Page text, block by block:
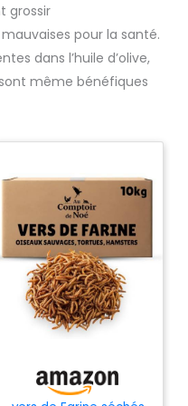
grossir
pour la santé.
dans l’huile d’olive,
même bénéfiques